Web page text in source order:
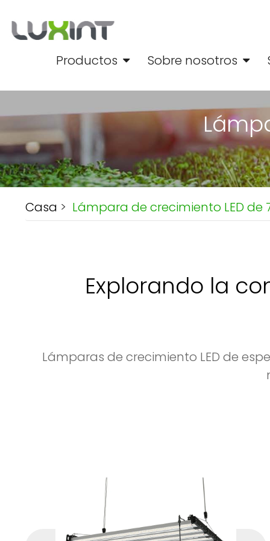
Productos Sobre nosotros
Casa > Lámpara de crecimiento LED de
Explorando la
Lámparas de crecimiento LED de